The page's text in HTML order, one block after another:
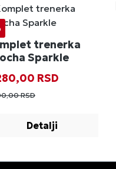
trenerka
Sparkle
cena:
RSD
RSD
Detalji